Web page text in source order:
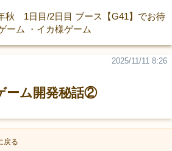
秋 1日目/2日目 ブース【G41】でお待
ーム ・イカ様ゲーム
ーム開発秘話②
2025/11/11 8:26
戻る